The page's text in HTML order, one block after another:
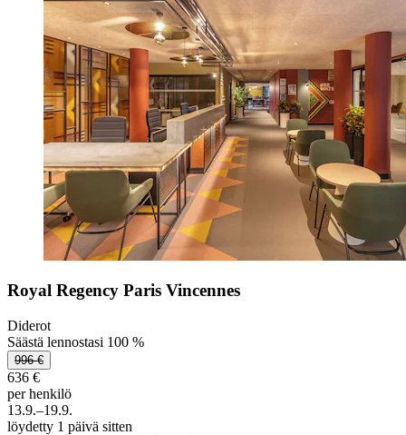
Royal Regency Paris Vincennes
Diderot
Säästä lennostasi 100 %
996 €
636 €
per henkilö
13.9.–19.9.
löydetty 1 päivä sitten